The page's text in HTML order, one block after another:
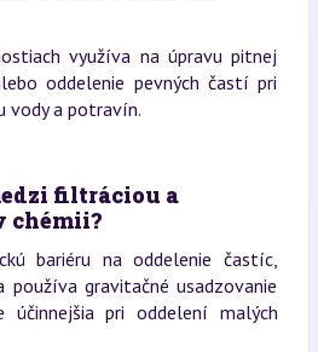
využíva na úpravu pitnej
oddelenie pevných častí pri
vody a potravín.
filtráciou a
chémii?
bariéru na oddelenie častíc,
používa gravitačné usadzovanie
pri oddelení malých